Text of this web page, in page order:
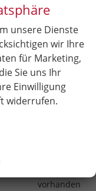
vorhanden
vorhanden
vorhanden
vorhanden
vorhanden
vorhanden
vorhanden
Vollbremsung
vorhanden
unsere Dienste
wir Ihre
für Marketing,
Sie uns Ihr
Einwilligung
widerrufen.